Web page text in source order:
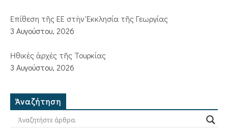
Ἐπίθεση τῆς ΕΕ στὴν Ἐκκλησία τῆς Γεωργίας
3 Αυγούστου, 2026
Ἠθικὲς ἀρχὲς τῆς Τουρκίας
3 Αυγούστου, 2026
Ἀναζήτηση